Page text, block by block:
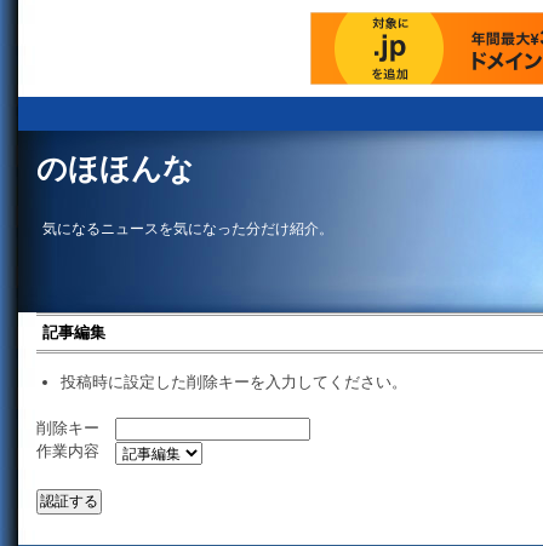
のほほんな
気になるニュースを気になった分だけ紹介。
記事編集
投稿時に設定した削除キーを入力してください。
削除キー
作業内容